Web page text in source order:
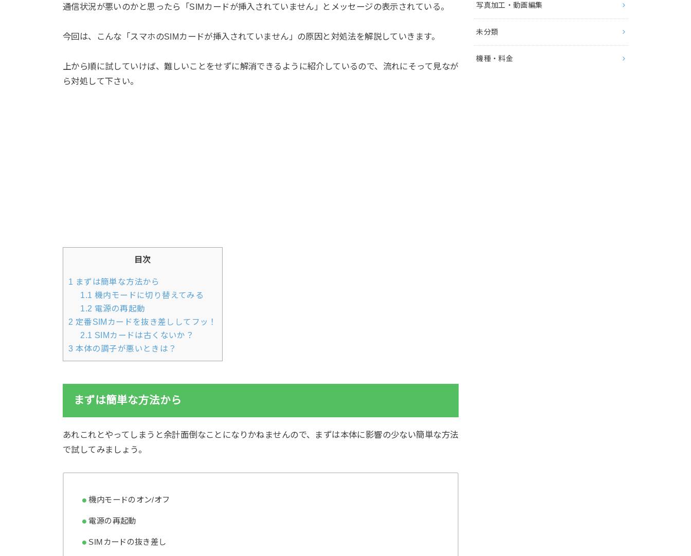
通信状況が悪いのかと思ったら「SIMカードが挿入されていません」とメッセージの表示されている。
今回は、こんな「スマホのSIMカードが挿入されていません」の原因と対処法を解説していきます。
上から順に試していけば、難しいことをせずに解消できるように紹介しているので、流れにそって見なが
ら対処して下さい。
目次
1 まずは簡単な方法から
1.1 機内モードに切り替えてみる
1.2 電源の再起動
2 定番SIMカードを抜き差ししてフッ！
2.1 SIMカードは古くないか？
3 本体の調子が悪いときは？
まずは簡単な方法から
あれこれとやってしまうと余計面倒なことになりかねませんので、まずは本体に影響の少ない簡単な方法
で試してみましょう。
機内モードのオン/オフ
電源の再起動
SIMカードの抜き差し
写真加工・動画編集
未分類
機種・料金